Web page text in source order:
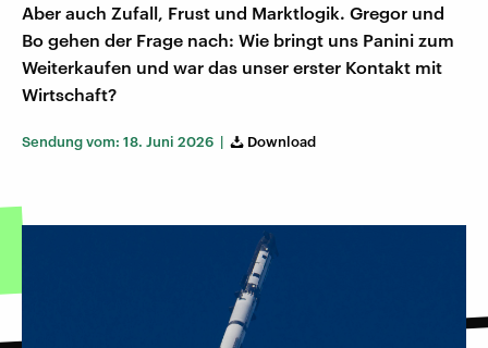
Aber auch Zufall, Frust und Marktlogik. Gregor und
Bo gehen der Frage nach: Wie bringt uns Panini zum
Weiterkaufen und war das unser erster Kontakt mit
Wirtschaft?
Sendung vom: 18. Juni 2026 | Download